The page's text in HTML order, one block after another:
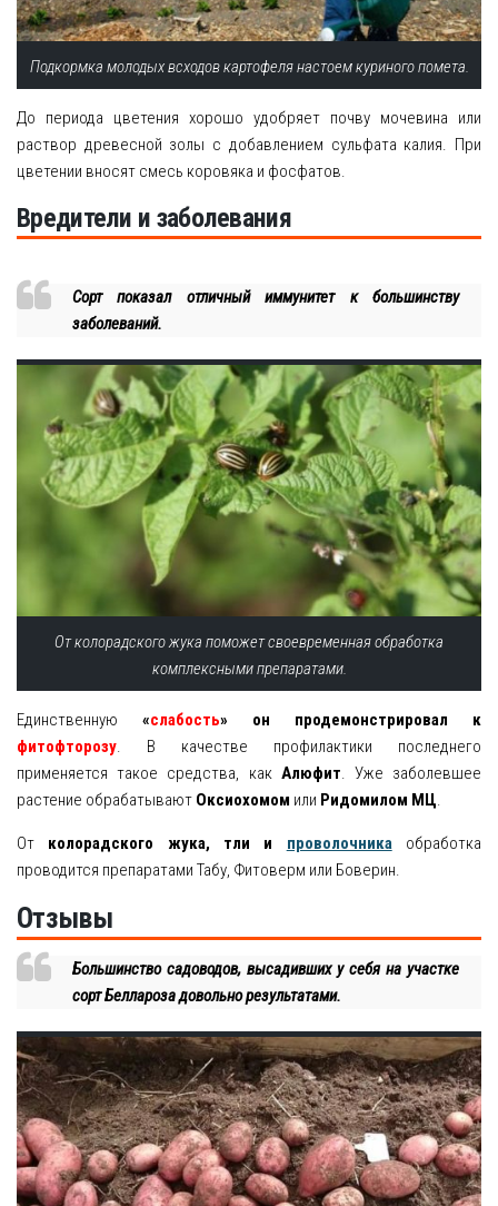
Подкормка молодых всходов картофеля настоем куриного помета.
До периода цветения хорошо удобряет почву мочевина или
раствор древесной золы с добавлением сульфата калия. При
цветении вносят смесь коровяка и фосфатов.
Вредители и заболевания
Сорт показал отличный иммунитет к большинству
заболеваний.
От колорадского жука поможет своевременная обработка
комплексными препаратами.
Единственную «слабость» он продемонстрировал к
фитофторозу. В качестве профилактики последнего
применяется такое средства, как Алюфит. Уже заболевшее
растение обрабатывают Оксиохомом или Ридомилом МЦ.
От колорадского жука, тли и проволочникаобработка
проводится препаратами Табу, Фитоверм или Боверин.
Отзывы
Большинство садоводов, высадивших у себя на участке
сорт Беллароза довольно результатами.